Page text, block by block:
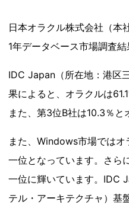
日本オラクル株式会社（
1年データベース市場調査
IDC Japan（所在地：港区
果によると、オラクルは
また、第3位B社は10.3％と
また、Windows市場では
一位となっています。さら
一位に輝いています。IDC
テル・アーキテクチャ）基